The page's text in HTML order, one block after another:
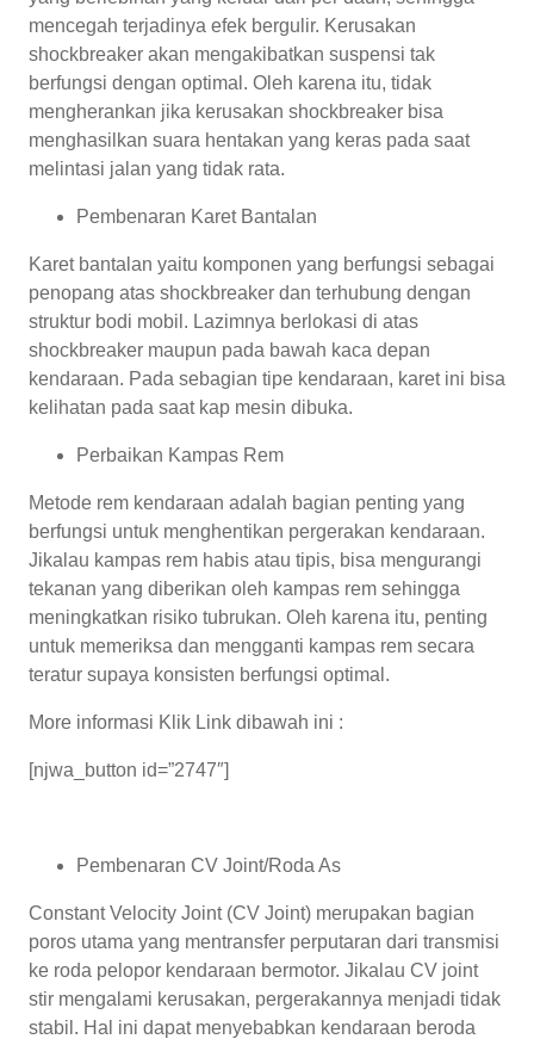
mencegah terjadinya efek bergulir. Kerusakan
shockbreaker akan mengakibatkan suspensi tak
berfungsi dengan optimal. Oleh karena itu, tidak
mengherankan jika kerusakan shockbreaker bisa
menghasilkan suara hentakan yang keras pada saat
melintasi jalan yang tidak rata.
Pembenaran Karet Bantalan
Karet bantalan yaitu komponen yang berfungsi sebagai
penopang atas shockbreaker dan terhubung dengan
struktur bodi mobil. Lazimnya berlokasi di atas
shockbreaker maupun pada bawah kaca depan
kendaraan. Pada sebagian tipe kendaraan, karet ini bisa
kelihatan pada saat kap mesin dibuka.
Perbaikan Kampas Rem
Metode rem kendaraan adalah bagian penting yang
berfungsi untuk menghentikan pergerakan kendaraan.
Jikalau kampas rem habis atau tipis, bisa mengurangi
tekanan yang diberikan oleh kampas rem sehingga
meningkatkan risiko tubrukan. Oleh karena itu, penting
untuk memeriksa dan mengganti kampas rem secara
teratur supaya konsisten berfungsi optimal.
More informasi Klik Link dibawah ini :
[njwa_button id=”2747″]
Pembenaran CV Joint/Roda As
Constant Velocity Joint (CV Joint) merupakan bagian
poros utama yang mentransfer perputaran dari transmisi
ke roda pelopor kendaraan bermotor. Jikalau CV joint
stir mengalami kerusakan, pergerakannya menjadi tidak
stabil. Hal ini dapat menyebabkan kendaraan beroda